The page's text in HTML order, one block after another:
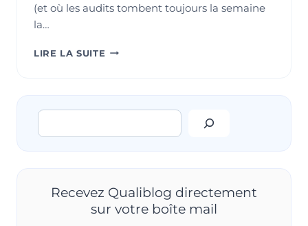
(et où les audits tombent toujours la semaine
la…
LIRE LA SUITE AMÉLIORATION
POUR
BOOSTER
VOTRE
Rechercher
Recevez Qualiblog directement
sur votre boîte mail